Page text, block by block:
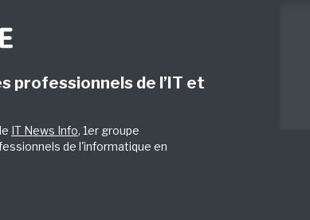
professionnels de l’IT et
IT News Info, 1er groupe
de l'informatique en